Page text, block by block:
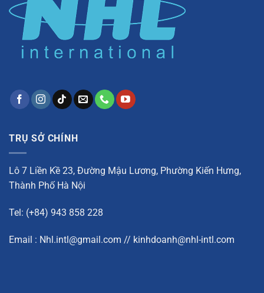
TRỤ SỞ CHÍNH
Lô 7 Liền Kề 23, Đường Mậu Lương, Phường Kiến Hưng,
Thành Phố Hà Nội
Tel: (+84) 943 858 228
Email : Nhl.intl@gmail.com // kinhdoanh@nhl-intl.com